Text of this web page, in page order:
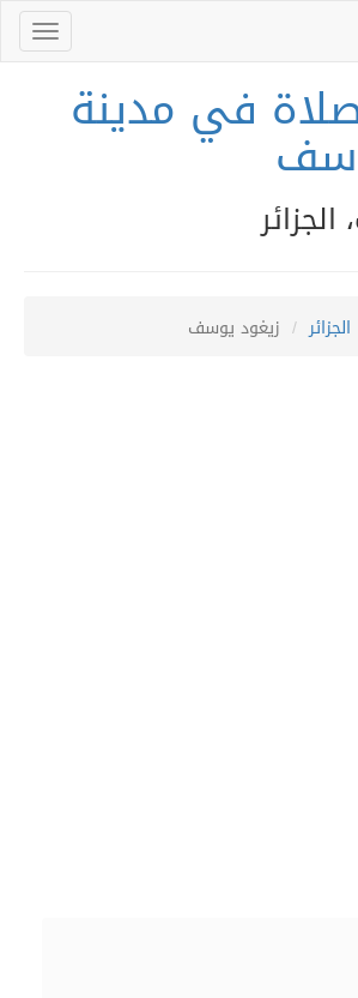
في مدينة
الجزائر زيغود يوسف